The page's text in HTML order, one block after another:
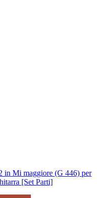
in Mi maggiore (G 446) per
[Set Parti]